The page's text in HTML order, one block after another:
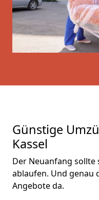
Günstige
Kassel
Der Neuanfang
ablaufen. Und genau
Angebote da.